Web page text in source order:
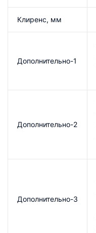
Клиренс, мм
Дополнительно-1
Дополнительно-2
Дополнительно-3